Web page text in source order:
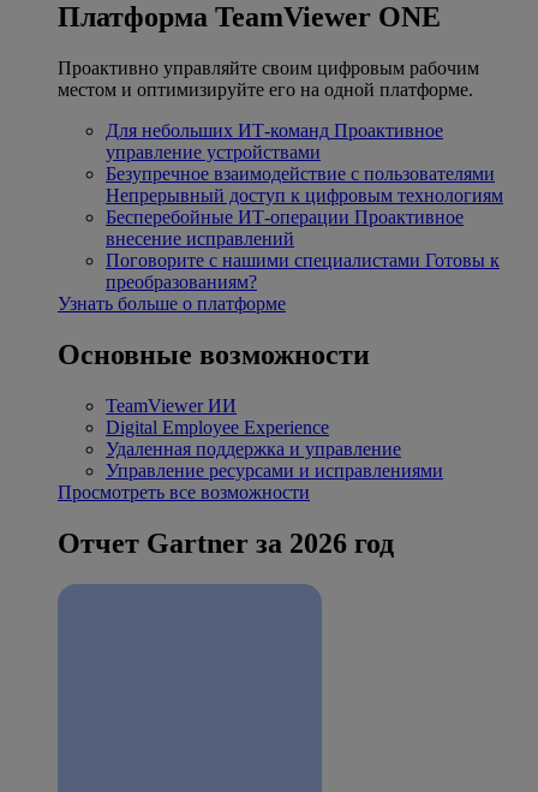
Платформа TeamViewer ONE
Проактивно управляйте своим цифровым рабочим
местом и оптимизируйте его на одной платформе.
Для небольших ИТ-команд Проактивное
управление устройствами
Безупречное взаимодействие с пользователями
Непрерывный доступ к цифровым технологиям
Бесперебойные ИТ-операции Проактивное
внесение исправлений
Поговорите с нашими специалистами Готовы к
преобразованиям?
Узнать больше о платформе
Основные возможности
TeamViewer ИИ
Digital Employee Experience
Удаленная поддержка и управление
Управление ресурсами и исправлениями
Просмотреть все возможности
Отчет Gartner за 2026 год